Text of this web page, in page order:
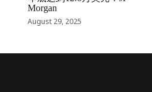
Morgan
August 29, 2025